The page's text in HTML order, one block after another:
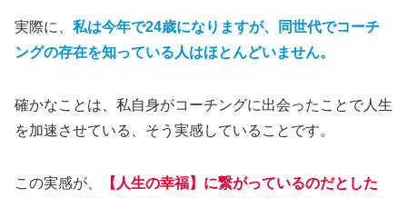
実際に、 私は今年で24歳になりますが、同世代でコーチ
ングの存在を知っている人はほとんどいません。
確かなことは、私自身がコーチングに出会ったことで人生
を加速させている、そう実感していることです。
この実感が、
【人生の幸福】に繋がっているのだとした